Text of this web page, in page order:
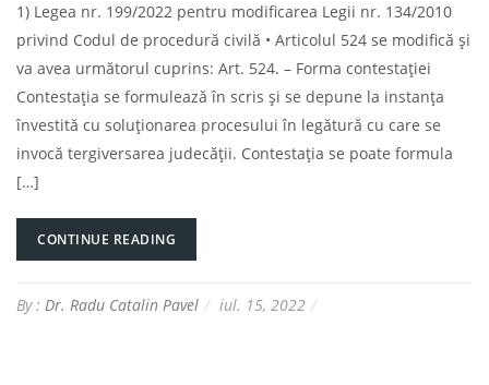
1) Legea nr. 199/2022 pentru modificarea Legii nr. 134/2010
privind Codul de procedură civilă • Articolul 524 se modifică şi
va avea următorul cuprins: Art. 524. – Forma contestaţiei
Contestaţia se formulează în scris şi se depune la instanţa
învestită cu soluţionarea procesului în legătură cu care se
invocă tergiversarea judecăţii. Contestaţia se poate formula
[…]
CONTINUE READING
By : Dr. Radu Catalin Pavel iul. 15, 2022